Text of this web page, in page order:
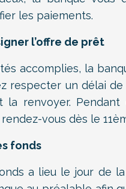
les paiements.
l’offre de prêt
accomplies, la
respecter un délai
la renvoyer.
vous dès le
fonds
a lieu le jour de